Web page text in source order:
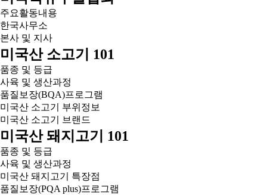
주요활동내용
한국사무소
본사 및 지사
미국산 소고기 101
품종 및 등급
사육 및 생산과정
품질보장(BQA)프로그램
미국산 소고기 부위정보
미국산 소고기 브랜드
미국산 돼지고기 101
품종 및 등급
사육 및 생산과정
미국산 돼지고기 특장점
품질보장(PQA plus)프로그램